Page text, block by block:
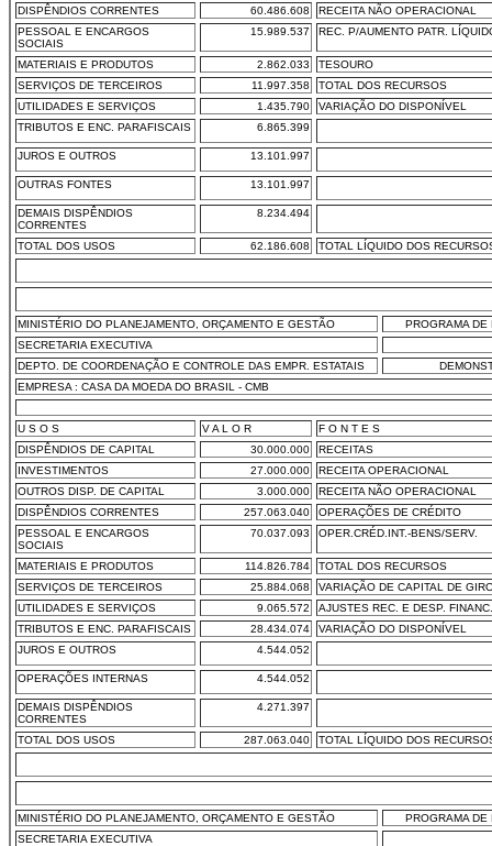
DISPÊNDIOS CORRENTES
60.486.608
RECEITA NÃO OPERACIONAL
PESSOAL E ENCARGOS
SOCIAIS
15.989.537 REC. P/AUMENTO PATR.
MATERIAIS E PRODUTOS 2.862.033
TESOURO
SERVIÇOS DE TERCEIROS
11.997.358
TOTAL DOS RECURSOS
UTILIDADES E SERVIÇOS
1.435.790
VARIAÇÃO DO DISPONÍVEL
TRIBUTOS E ENC. PARAFISCAIS
6.865.399
JUROS E OUTROS 13.101.997
OUTRAS FONTES 13.101.997
DEMAIS DISPÊNDIOS
CORRENTES
8.234.494
TOTAL DOS USOS 62.186.608 TOTAL LÍQUIDO DOS
MINISTÉRIO DO PLANEJAMENTO, ORÇAMENTO E GESTÃO
PROGRAMA
SECRETARIA EXECUTIVA
DEPTO. DE COORDENAÇÃO E CONTROLE DAS EMPR. ESTATAIS
EMPRESA : CASA DA MOEDA DO BRASIL - CMB
U S O S V A L O R
F O N T E S
DISPÊNDIOS DE CAPITAL
30.000.000
RECEITAS
INVESTIMENTOS
27.000.000
RECEITA OPERACIONAL
OUTROS DISP. DE CAPITAL
3.000.000
RECEITA NÃO OPERACIONAL
DISPÊNDIOS CORRENTES
257.063.040
OPERAÇÕES DE CRÉDITO
PESSOAL E ENCARGOS
SOCIAIS
70.037.093 OPER.CRÉD.INT.-BENS/SERV.
MATERIAIS E PRODUTOS 114.826.784
TOTAL DOS RECURSOS
SERVIÇOS DE TERCEIROS
25.884.068
VARIAÇÃO DE CAPITAL DE
UTILIDADES E SERVIÇOS
9.065.572
AJUSTES REC. E DESP. FINANC.
TRIBUTOS E ENC. PARAFISCAIS
28.434.074
VARIAÇÃO DO DISPONÍVEL
JUROS E OUTROS
4.544.052
OPERAÇÕES INTERNAS 4.544.052
DEMAIS DISPÊNDIOS
CORRENTES
4.271.397
TOTAL DOS USOS 287.063.040 TOTAL LÍQUIDO DOS
MINISTÉRIO DO PLANEJAMENTO, ORÇAMENTO E GESTÃO
PROGRAMA
SECRETARIA EXECUTIVA